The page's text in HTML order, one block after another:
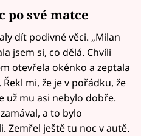
po své matce
dít podivné věci. „Milan
jsem si, co dělá. Chvíli
otevřela okénko a zeptala
mi, že je v pořádku, že
už mu asi nebylo dobře.
a to bylo
Zemřel ještě tu noc v autě.